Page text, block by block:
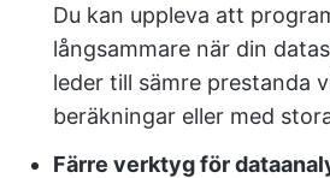
Du kan uppleva att
långsammare när din
leder till sämre prestanda
beräkningar eller med
Färre verktyg för